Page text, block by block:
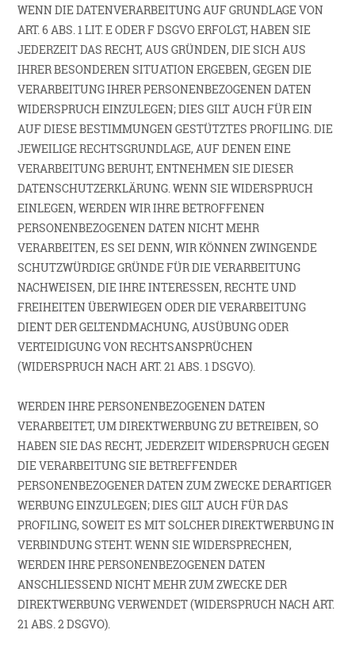
WENN DIE DATENVERARBEITUNG AUF GRUNDLAGE VON
ART. 6 ABS. 1 LIT. E ODER F DSGVO ERFOLGT, HABEN SIE
JEDERZEIT DAS RECHT, AUS GRÜNDEN, DIE SICH AUS
IHRER BESONDEREN SITUATION ERGEBEN, GEGEN DIE
VERARBEITUNG IHRER PERSONENBEZOGENEN DATEN
WIDERSPRUCH EINZULEGEN; DIES GILT AUCH FÜR EIN
AUF DIESE BESTIMMUNGEN GESTÜTZTES PROFILING. DIE
JEWEILIGE RECHTSGRUNDLAGE, AUF DENEN EINE
VERARBEITUNG BERUHT, ENTNEHMEN SIE DIESER
DATENSCHUTZERKLÄRUNG. WENN SIE WIDERSPRUCH
EINLEGEN, WERDEN WIR IHRE BETROFFENEN
PERSONENBEZOGENEN DATEN NICHT MEHR
VERARBEITEN, ES SEI DENN, WIR KÖNNEN ZWINGENDE
SCHUTZWÜRDIGE GRÜNDE FÜR DIE VERARBEITUNG
NACHWEISEN, DIE IHRE INTERESSEN, RECHTE UND
FREIHEITEN ÜBERWIEGEN ODER DIE VERARBEITUNG
DIENT DER GELTENDMACHUNG, AUSÜBUNG ODER
VERTEIDIGUNG VON RECHTSANSPRÜCHEN
(WIDERSPRUCH NACH ART. 21 ABS. 1 DSGVO).
WERDEN IHRE PERSONENBEZOGENEN DATEN
VERARBEITET, UM DIREKTWERBUNG ZU BETREIBEN, SO
HABEN SIE DAS RECHT, JEDERZEIT WIDERSPRUCH GEGEN
DIE VERARBEITUNG SIE BETREFFENDER
PERSONENBEZOGENER DATEN ZUM ZWECKE DERARTIGER
WERBUNG EINZULEGEN; DIES GILT AUCH FÜR DAS
PROFILING, SOWEIT ES MIT SOLCHER DIREKTWERBUNG IN
VERBINDUNG STEHT. WENN SIE WIDERSPRECHEN,
WERDEN IHRE PERSONENBEZOGENEN DATEN
ANSCHLIESSEND NICHT MEHR ZUM ZWECKE DER
DIREKTWERBUNG VERWENDET (WIDERSPRUCH NACH ART.
21 ABS. 2 DSGVO).